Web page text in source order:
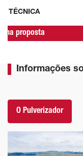
TÉCNICA
proposta
Informações
O Pulverizador